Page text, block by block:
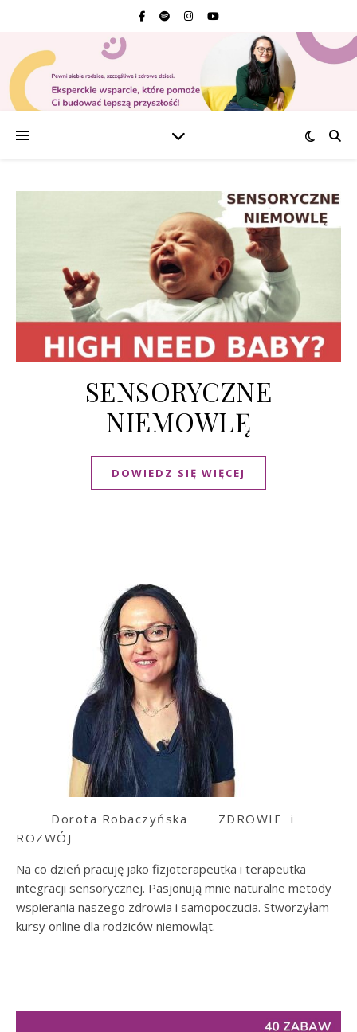
SENSORYCZNE
NIEMOWLĘ
DOWIEDZ SIĘ WIĘCEJ
Dorota Robaczyńska ZDROWIE i
ROZWÓJ
Na co dzień pracuję jako fizjoterapeutka i terapeutka
integracji sensorycznej. Pasjonują mnie naturalne metody
wspierania naszego zdrowia i samopoczucia. Stworzyłam
kursy online dla rodziców niemowląt.